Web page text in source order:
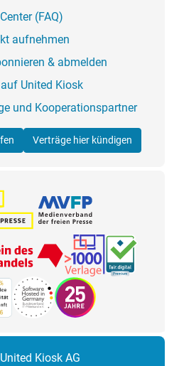
(FAQ)
aufnehmen
& abmelden
United Kiosk
und Kooperationspartner
Verträge hier kündigen
Kiosk AG